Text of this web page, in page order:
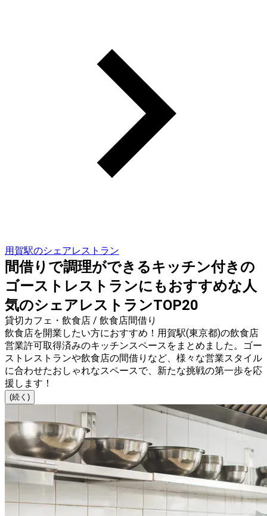
用賀駅のシェアレストラン
間借りで調理ができるキッチン付きの
ゴーストレストランにもおすすめな人
気のシェアレストランTOP20
貸切カフェ・飲食店 / 飲食店間借り
飲食店を開業したい方におすすめ！用賀駅(東京都)の飲食店
営業許可取得済みのキッチンスペースをまとめました。ゴー
ストレストランや飲食店の間借りなど、様々な営業スタイル
に合わせたおしゃれなスペースで、新たな挑戦の第一歩を応
援します！
(続く)